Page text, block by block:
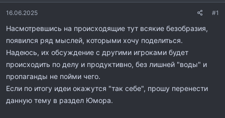
м
ы
а
16.06.2025 #1
Насмотревшись на происходящие тут всякие безобразия,
появился ряд мыслей, которыми хочу поделиться.
Надеюсь, их обсуждение с другими игроками будет
происходить по делу и продуктивно, без лишней "воды" и
пропаганды не пойми чего.
Если по итогу идеи окажутся "так себе", прошу перенести
данную тему в раздел Юмора.